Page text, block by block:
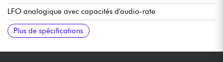
LFO analogique avec capacités d'audio-rate
Clavier 32-notes Fatar avec vélocité
Toutes les connexions sont normalisées et peuvent être coupées
pour une utilisation modulaire.
DIN MIDI In/Out/Thru et USB MIDI
Atténuateur patchable bipolaire
Compatible avec les Mother-32, DFAM, et tout système
modulaire au format Eurorack
41 entrées de patch dont 21 entrées, 16 sorties et un multiple 4
entrées jack parallèle.
58,42cm l x 35,56cm L x 12,7cm H
Alimentation inclue 12V, 2A -100 à 240 Volts AC, 50/60Hz
8,164 kg
Plus de spécifications